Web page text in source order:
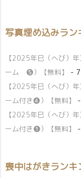
写真埋め込みラン
【2025年巳（へび）
ーム ❺）【無料】
-
【2025年巳（へび）
ーム付き❹）【無料】
【2025年巳（へび）
ーム付き❶）【無料】
喪中はがきランキ